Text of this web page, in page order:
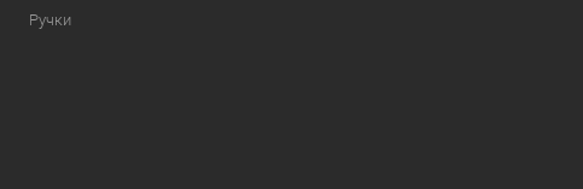
Ручки